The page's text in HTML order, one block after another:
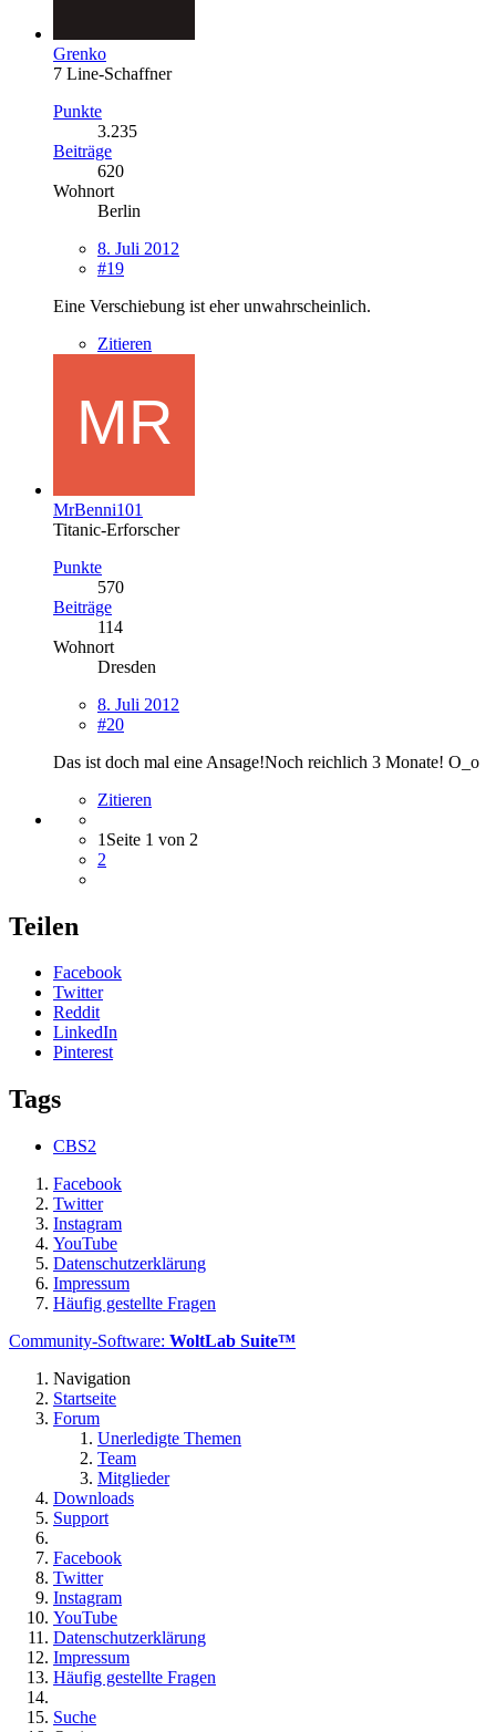
Grenko
7 Line-Schaffner
Punkte
3.235
Beiträge
620
Wohnort
Berlin
8. Juli 2012
#19
Eine Verschiebung ist eher unwahrscheinlich.
Zitieren
MrBenni101
Titanic-Erforscher
Punkte
570
Beiträge
114
Wohnort
Dresden
8. Juli 2012
#20
Das ist doch mal eine Ansage!Noch reichlich 3 Monate! O_o
Zitieren
1 Seite 1 von 2
2
Teilen
Facebook
Twitter
Reddit
LinkedIn
Pinterest
Tags
CBS2
Facebook
Twitter
Instagram
YouTube
Datenschutzerklärung
Impressum
Häufig gestellte Fragen
Community-Software: WoltLab Suite™
Navigation
Startseite
Forum
Unerledigte Themen
Team
Mitglieder
Downloads
Support
Facebook
Twitter
Instagram
YouTube
Datenschutzerklärung
Impressum
Häufig gestellte Fragen
Suche